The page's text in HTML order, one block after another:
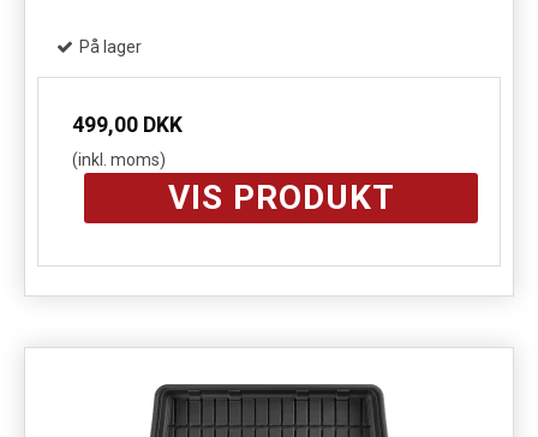
På lager
499,00 DKK
(inkl. moms)
VIS PRODUKT